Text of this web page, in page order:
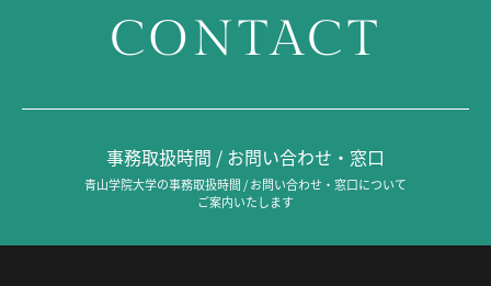
CONTACT
事務取扱時間 / お問い合わせ・窓口
青山学院大学の事務取扱時間 / お問い合わせ・窓口について
ご案内いたします